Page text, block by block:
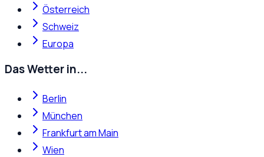
Österreich
Schweiz
Europa
Das Wetter in...
Berlin
München
Frankfurt am Main
Wien